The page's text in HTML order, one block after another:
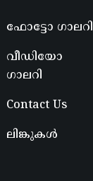
ഫോട്ടോ ഗാലറി
വീഡിയോ
ഗാലറി
Contact Us
ലിങ്കുകൾ